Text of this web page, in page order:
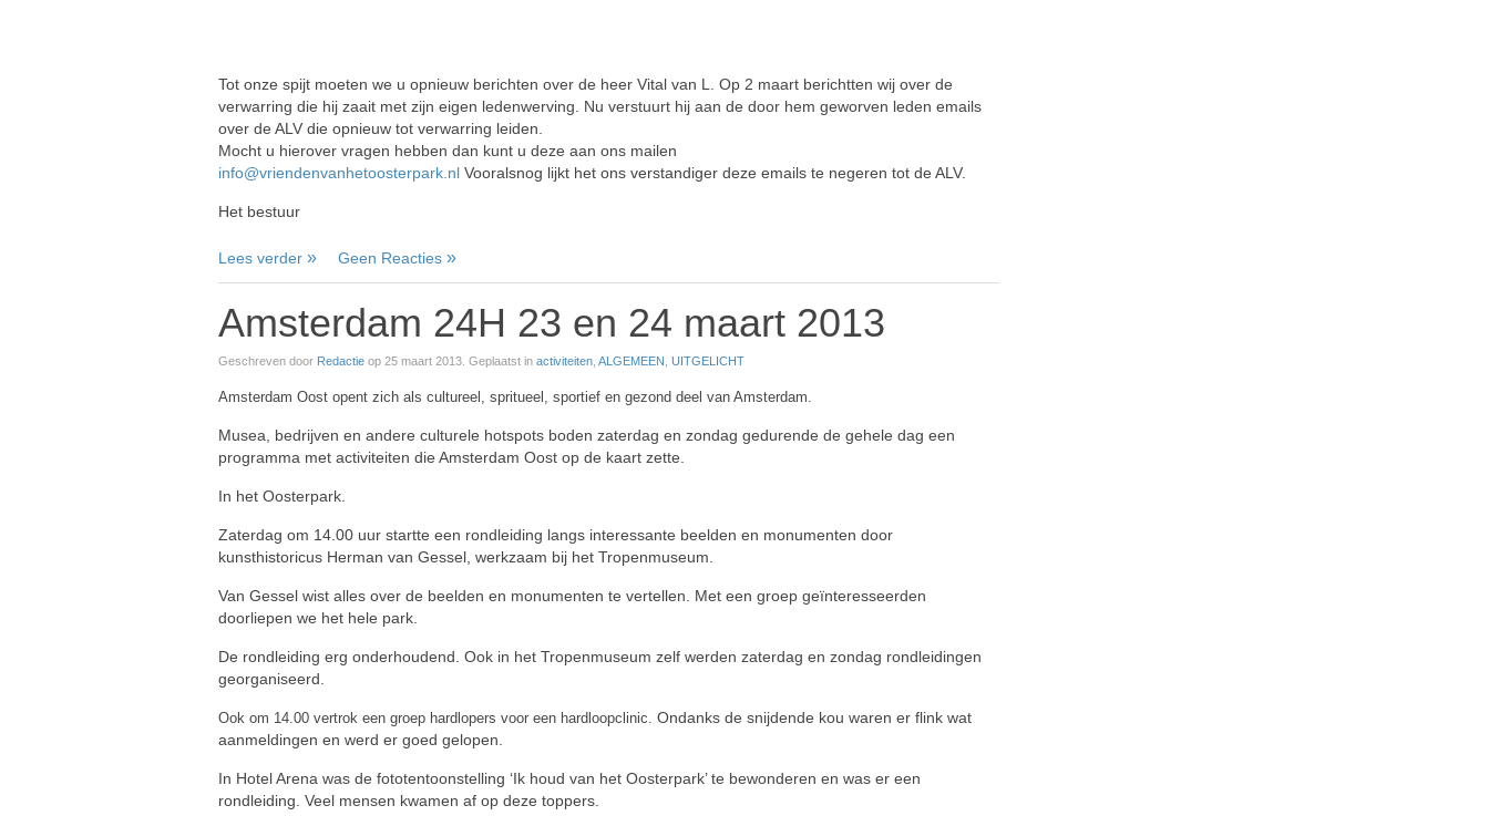
Tot onze spijt moeten we u opnieuw berichten over de heer Vital van L. Op 2 maart berichtten wij over de
verwarring die hij zaait met zijn eigen ledenwerving. Nu verstuurt hij aan de door hem geworven leden emails
over de ALV die opnieuw tot verwarring leiden.
Mocht u hierover vragen hebben dan kunt u deze aan ons mailen
info@vriendenvanhetoosterpark.nl Vooralsnog lijkt het ons verstandiger deze emails te negeren tot de ALV.
Het bestuur
Lees verder Geen Reacties
Amsterdam 24H 23 en 24 maart 2013
Geschreven door Redactie op 25 maart 2013 . Geplaatst in activiteiten ALGEMEEN UITGELICHT
Amsterdam Oost opent zich als cultureel, spritueel, sportief en gezond deel van Amsterdam.
Musea, bedrijven en andere culturele hotspots boden zaterdag en zondag gedurende de gehele dag een
programma met activiteiten die Amsterdam Oost op de kaart zette.
In het Oosterpark.
Zaterdag om 14.00 uur startte een rondleiding langs interessante beelden en monumenten door
kunsthistoricus Herman van Gessel, werkzaam bij het Tropenmuseum.
Van Gessel wist alles over de beelden en monumenten te vertellen. Met een groep geïnteresseerden
doorliepen we het hele park.
De rondleiding erg onderhoudend. Ook in het Tropenmuseum zelf werden zaterdag en zondag rondleidingen
georganiseerd.
Ook om 14.00 vertrok een groep hardlopers voor een hardloopclinic. Ondanks de snijdende kou waren er flink wat
aanmeldingen en werd er goed gelopen.
In Hotel Arena was de fototentoonstelling ‘Ik houd van het Oosterpark’ te bewonderen en was er een
rondleiding. Veel mensen kwamen af op deze toppers.